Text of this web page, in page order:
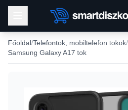
Főoldal Telefontok, mobiltelefon tokok
Samsung Galaxy A17 tok